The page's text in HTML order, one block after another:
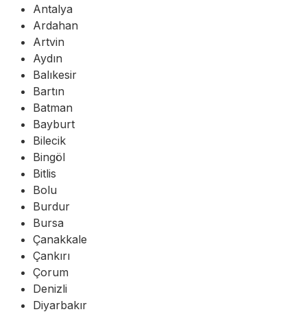
Antalya
Ardahan
Artvin
Aydın
Balıkesir
Bartın
Batman
Bayburt
Bilecik
Bingöl
Bitlis
Bolu
Burdur
Bursa
Çanakkale
Çankırı
Çorum
Denizli
Diyarbakır